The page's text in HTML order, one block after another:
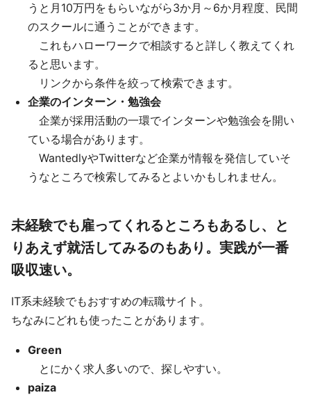
うと月10万円をもらいながら3か月～6か月程度、民間
のスクールに通うことができます。
これもハローワークで相談すると詳しく教えてくれ
ると思います。
リンクから条件を絞って検索できます。
企業のインターン・勉強会
企業が採用活動の一環でインターンや勉強会を開い
ている場合があります。
WantedlyやTwitterなど企業が情報を発信していそ
うなところで検索してみるとよいかもしれません。
未経験でも雇ってくれるところもあるし、と
りあえず就活してみるのもあり。実践が一番
吸収速い。
IT系未経験でもおすすめの転職サイト。
ちなみにどれも使ったことがあります。
Green
とにかく求人多いので、探しやすい。
paiza